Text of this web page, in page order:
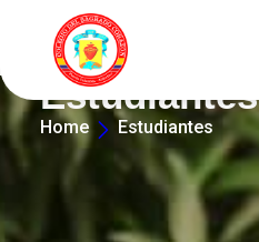
Estudiantes
Home Estudiantes